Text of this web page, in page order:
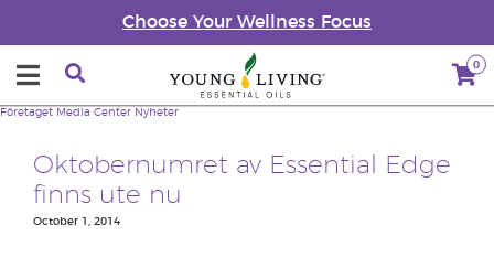
Choose Your Wellness Focus
0
Företaget Media Center Nyheter
Oktobernumret av Essential Edge
finns ute nu
October 1, 2014